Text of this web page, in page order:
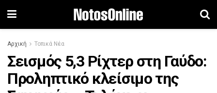
Αρχική Τοπικά Νέα
Σεισμός 5,3 Ρίχτερ στη Γαύδο:
Προληπτικό κλείσιμο της